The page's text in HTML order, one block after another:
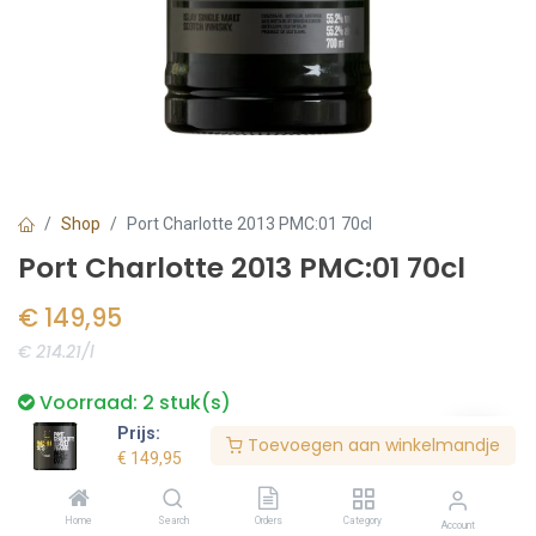
Prijs:
€ 149,95
Toevoegen aan winkelmandje
Home Search Orders Category Account
Shop Port Charlotte 2013 PMC:01 70cl
Port Charlotte 2013 PMC:01 70cl
€ 149,95
€ 214.21/l
Voorraad: 2 stuk(s)
Bestel nu